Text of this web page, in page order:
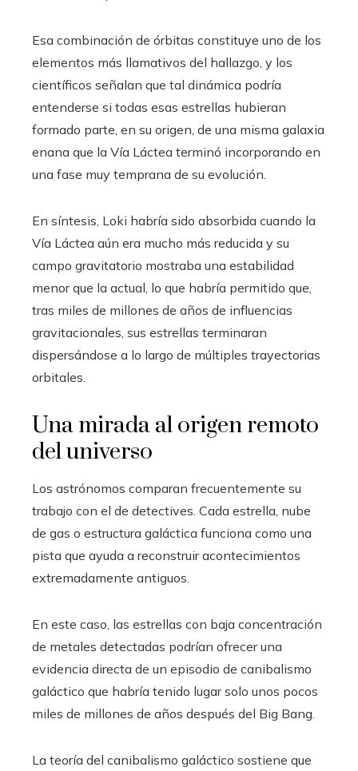
Esa combinación de órbitas constituye uno de los
elementos más llamativos del hallazgo, y los
científicos señalan que tal dinámica podría
entenderse si todas esas estrellas hubieran
formado parte, en su origen, de una misma galaxia
enana que la Vía Láctea terminó incorporando en
una fase muy temprana de su evolución.
En síntesis, Loki habría sido absorbida cuando la
Vía Láctea aún era mucho más reducida y su
campo gravitatorio mostraba una estabilidad
menor que la actual, lo que habría permitido que,
tras miles de millones de años de influencias
gravitacionales, sus estrellas terminaran
dispersándose a lo largo de múltiples trayectorias
orbitales.
Una mirada al origen remoto
del universo
Los astrónomos comparan frecuentemente su
trabajo con el de detectives. Cada estrella, nube
de gas o estructura galáctica funciona como una
pista que ayuda a reconstruir acontecimientos
extremadamente antiguos.
En este caso, las estrellas con baja concentración
de metales detectadas podrían ofrecer una
evidencia directa de un episodio de canibalismo
galáctico que habría tenido lugar solo unos pocos
miles de millones de años después del Big Bang.
La teoría del canibalismo galáctico sostiene que